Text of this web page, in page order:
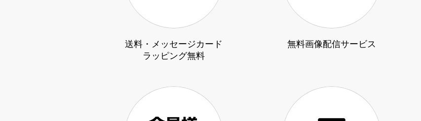
送料・メッセージカード
ラッピング無料
無料画像配信サービス